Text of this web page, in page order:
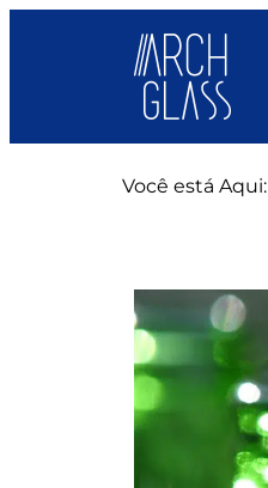
Você está Aqui: